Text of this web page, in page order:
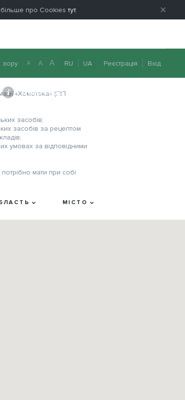
більше про Cookies тут.
A A A RU UA Реєстрація Вхід
0 800 40 20 22
«Хемотека» (ПП
засобів;
засобів за рецептом
умовах за відповідними
мати при собі
МІСТО